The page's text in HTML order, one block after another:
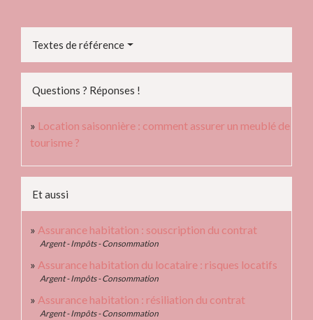
Textes de référence
Questions ? Réponses !
Location saisonnière : comment assurer un meublé de
tourisme ?
Et aussi
Assurance habitation : souscription du contrat
Argent - Impôts - Consommation
Assurance habitation du locataire : risques locatifs
Argent - Impôts - Consommation
Assurance habitation : résiliation du contrat
Argent - Impôts - Consommation